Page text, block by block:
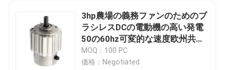
3hp農場の義務ファンのためのブ
ラシレスDCの電動機の高い発電
50の60hz可変的な速度欧州共同
体
MOQ：100 PC
価格：Negotiated